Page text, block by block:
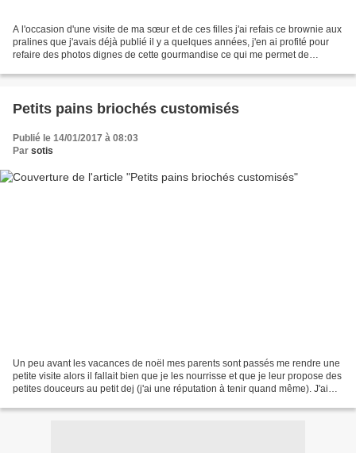
A l'occasion d'une visite de ma sœur et de ces filles j'ai refais ce brownie aux
pralines que j'avais déjà publié il y a quelques années, j'en ai profité pour
refaire des photos dignes de cette gourmandise ce qui me permet de
Petits pains briochés customisés
Publié le 14/01/2017 à 08:03
Par sotis
Un peu avant les vacances de noël mes parents sont passés me rendre une
petite visite alors il fallait bien que je les nourrisse et que je leur propose des
petites douceurs au petit dej (j'ai une réputation à tenir quand même). J'ai